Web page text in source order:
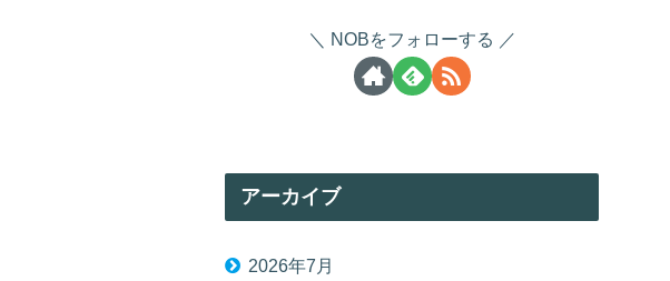
NOBをフォローする
アーカイブ
2026年7月